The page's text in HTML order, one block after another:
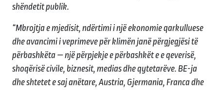
shëndetit publik.
“Mbrojtja e mjedisit, ndërtimi i një ekonomie qarkulluese
dhe avancimi i veprimeve për klimën janë përgjegjësi të
përbashkëta — një përpjekje e përbashkët e e qeverisë,
shoqërisë civile, biznesit, medias dhe qytetarëve. BE-ja
dhe shtetet e saj anëtare, Austria, Gjermania, Franca dhe